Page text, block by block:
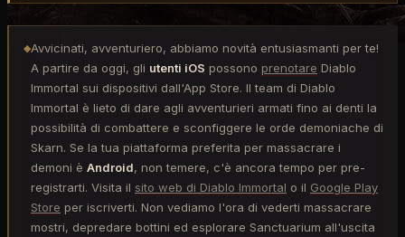
◆Avvicinati, avventuriero, abbiamo novità entusiasmanti per te!
A partire da oggi, gli utenti iOS possono prenotare Diablo
Immortal sui dispositivi dall'App Store. Il team di Diablo
Immortal è lieto di dare agli avventurieri armati fino ai denti la
possibilità di combattere e sconfiggere le orde demoniache di
Skarn. Se la tua piattaforma preferita per massacrare i
demoni è Android, non temere, c'è ancora tempo per pre-
registrarti. Visita il sito web di Diablo Immortal o il Google Play
Store per iscriverti. Non vediamo l'ora di vederti massacrare
mostri, depredare bottini ed esplorare Sanctuarium all'uscita